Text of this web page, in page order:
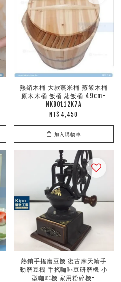
熱銷木桶 大款蒸米桶 蒸飯木桶
原木木桶 飯桶 蒸飯桶 49cm-
NKB0112K7A
NT$ 4,450
加入購物車
熱銷手搖磨豆機 復古摩天輪手
動磨豆機 手搖咖啡豆研磨機 小
型咖啡機 家用粉碎機-